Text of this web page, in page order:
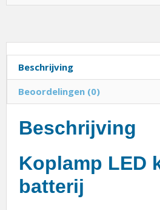
Beschrijving
Beoordelingen (0)
Beschrijving
Koplamp LED
batterij